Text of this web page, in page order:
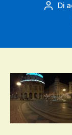
Autore
Di